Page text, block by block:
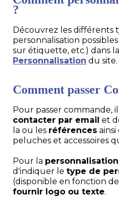
?
Découvrez les différents
personnalisation
sur étiquette, etc.) dans
Personnalisation du site.
Comment passer
Pour passer commande,
contacter par email et
la ou les références
peluches et accessoires
Pour la
d'indiquer le type de
(disponible en fonction
fournir logo ou texte.